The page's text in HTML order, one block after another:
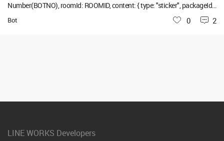
Number(BOTNO), roomId: ROOMID, content: { type: "sticker", packageId:
packageId, stickerId: stickerId } } ``` jwt認証とうは動いており、また、B
OTNO, ROOMID, packageId, stickerIdの値が取れていることも確認しま
Bot いいね
0 2
LINE WORKS Developers